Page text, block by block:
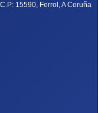
15590, Ferrol, A Coruña